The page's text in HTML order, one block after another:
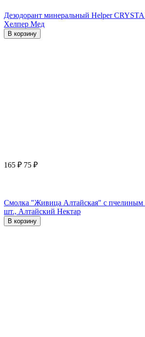
Дезодорант минеральный Helper
Хелпер Мед
В корзину
165 ₽ 75 ₽
Смолка "Живица Алтайская" с пчелиным
шт., Алтайский Нектар
В корзину